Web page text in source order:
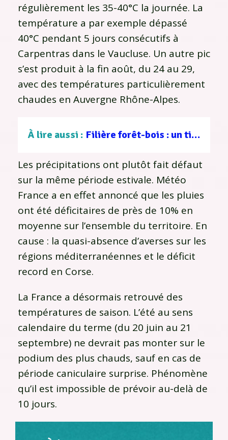
régulièrement les 35-40°C la journée. La
température a par exemple dépassé
40°C pendant 5 jours consécutifs à
Carpentras dans le Vaucluse. Un autre pic
s’est produit à la fin août, du 24 au 29,
avec des températures particulièrement
chaudes en Auvergne Rhône-Alpes.
À lire aussi : Filière forêt-bois : un tissu d’entreprises au service d’une gestion durable
Les précipitations ont plutôt fait défaut
sur la même période estivale. Météo
France a en effet annoncé que les pluies
ont été déficitaires de près de 10% en
moyenne sur l’ensemble du territoire. En
cause : la quasi-absence d’averses sur les
régions méditerranéennes et le déficit
record en Corse.
La France a désormais retrouvé des
températures de saison. L’été au sens
calendaire du terme (du 20 juin au 21
septembre) ne devrait pas monter sur le
podium des plus chauds, sauf en cas de
période caniculaire surprise. Phénomène
qu’il est impossible de prévoir au-delà de
10 jours.